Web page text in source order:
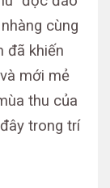
cùng
đã khiến
mới mẻ
thu của
trong trí